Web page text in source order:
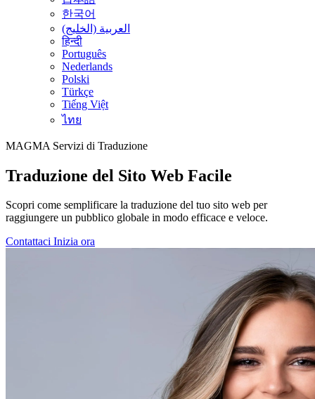
한국어
العربية (الخليج)
हिन्दी
Português
Nederlands
Polski
Türkçe
Tiếng Việt
ไทย
MAGMA Servizi di Traduzione
Traduzione del Sito Web Facile
Scopri come semplificare la traduzione del tuo sito web per
raggiungere un pubblico globale in modo efficace e veloce.
Contattaci Inizia ora